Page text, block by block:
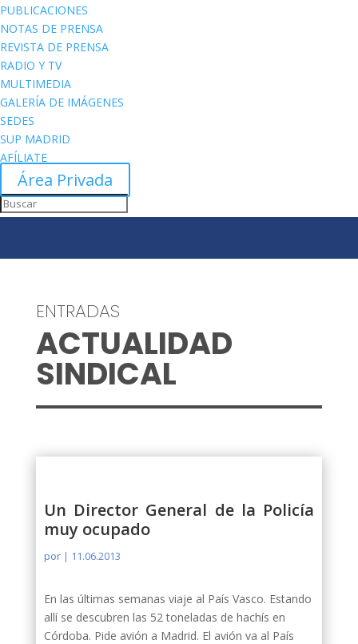
PUBLICACIONES
NOTAS DE PRENSA
REVISTA DE PRENSA
RADIO Y TV
MULTIMEDIA
GALERÍA DE IMÁGENES
SEDES
SUP MADRID
AFÍLIATE
Área Privada
ENTRADAS
ACTUALIDAD
SINDICAL
Un Director General de la Policía
muy ocupado
por | 11.06.2013
En las últimas semanas viaje al País Vasco. Estando
allí se descubren las 52 toneladas de hachís en
Córdoba. Pide avión a Madrid. El avión va al País